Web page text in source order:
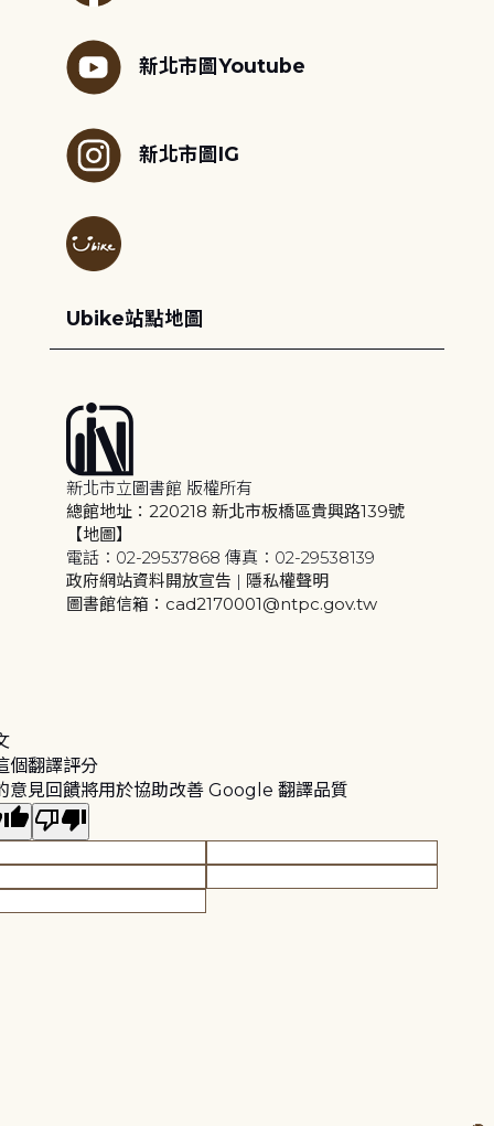
新北市圖Youtube
新北市圖IG
Ubike站點地圖
新北市立圖書館 版權所有
總館地址：220218 新北市板橋區貴興路139號
【地圖】
電話：02-29537868 傳真：02-29538139
政府網站資料開放宣告 | 隱私權聲明
圖書館信箱：cad2170001@ntpc.gov.tw
個翻譯評分
意見回饋將用於協助改善 Google 翻譯品質